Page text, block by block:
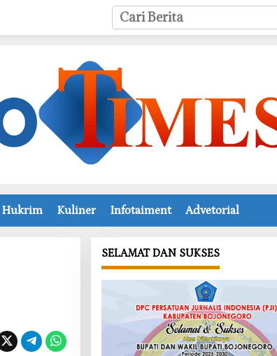
Hukrim Kuliner Infotaiment Advetorial
SELAMAT DAN SUKSES